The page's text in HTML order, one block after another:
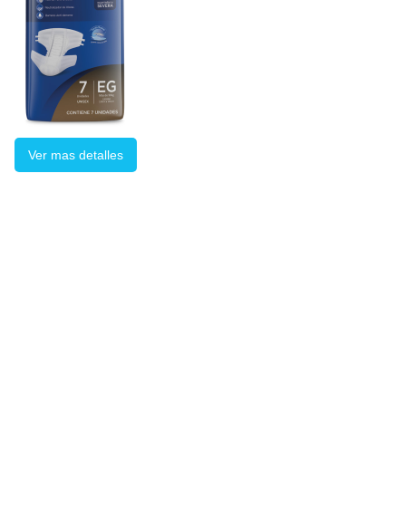
Ver mas detalles